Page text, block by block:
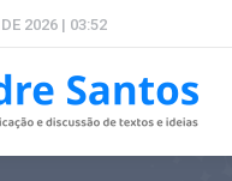
2026 | 03:52